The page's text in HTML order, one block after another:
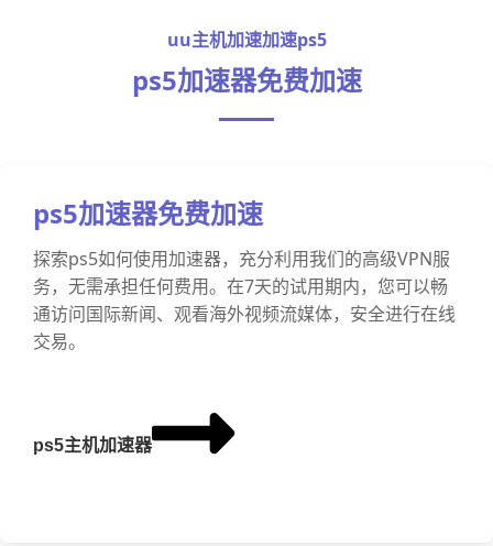
uu主机加速加速ps5
ps5加速器免费加速
ps5加速器免费加速
探索ps5如何使用加速器，充分利用我们的高级VPN服
务，无需承担任何费用。在7天的试用期内，您可以畅
通访问国际新闻、观看海外视频流媒体，安全进行在线
交易。
ps5主机加速器